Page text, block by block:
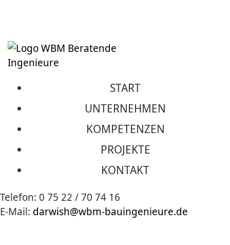
START
UNTERNEHMEN
KOMPETENZEN
PROJEKTE
KONTAKT
IBRAHIM DARWISCH
B.Sc. Architekt
Telefon: 0 75 22 / 70 74 16
E-Mail: darwish@wbm-bauingenieure.de